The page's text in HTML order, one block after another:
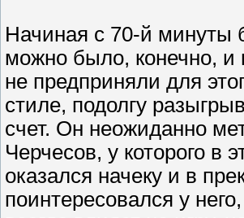
Начиная с 70-й минуты
можно было, конечно, и
не предприняли для
стиле, подолгу
счет. Он неожиданно
Черчесов, у которого в
оказался начеку и в
поинтересовался у